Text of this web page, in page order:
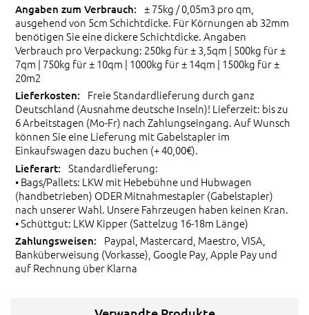
± 75kg / 0,05m3 pro qm,
ausgehend von 5cm Schichtdicke. Für Körnungen ab 32mm
benötigen Sie eine dickere Schichtdicke. Angaben
Verbrauch pro Verpackung: 250kg für ± 3,5qm | 500kg für ±
7qm | 750kg für ± 10qm | 1000kg für ± 14qm | 1500kg für ±
20m2
Freie Standardlieferung durch ganz
Deutschland (Ausnahme deutsche Inseln)! Lieferzeit: bis zu
6 Arbeitstagen (Mo-Fr) nach Zahlungseingang. Auf Wunsch
können Sie eine Lieferung mit Gabelstapler im
Einkaufswagen dazu buchen (+ 40,00€).
Standardlieferung:
• Bags/Pallets: LKW mit Hebebühne und Hubwagen
(handbetrieben) ODER Mitnahmestapler (Gabelstapler)
nach unserer Wahl. Unsere Fahrzeugen haben keinen Kran.
• Schüttgut: LKW Kipper (Sattelzug 16-18m Länge)
Paypal, Mastercard, Maestro, VISA,
Banküberweisung (Vorkasse), Google Pay, Apple Pay und
auf Rechnung über Klarna